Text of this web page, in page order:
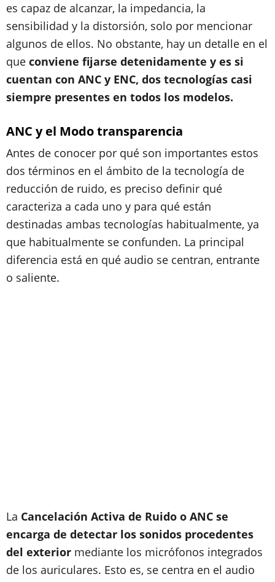
es capaz de alcanzar, la impedancia, la
sensibilidad y la distorsión, solo por mencionar
algunos de ellos. No obstante, hay un detalle en el
que conviene fijarse detenidamente y es si
cuentan con ANC y ENC, dos tecnologías casi
siempre presentes en todos los modelos.
ANC y el Modo transparencia
Antes de conocer por qué son importantes estos
dos términos en el ámbito de la tecnología de
reducción de ruido, es preciso definir qué
caracteriza a cada uno y para qué están
destinadas ambas tecnologías habitualmente, ya
que habitualmente se confunden. La principal
diferencia está en qué audio se centran, entrante
o saliente.
La Cancelación Activa de Ruido o ANC se
encarga de detectar los sonidos procedentes
del exterior mediante los micrófonos integrados
de los auriculares. Esto es, se centra en el audio